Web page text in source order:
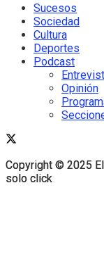
Copyright © 2025
solo click
Sucesos
Sociedad
Cultura
Deportes
Podcast
Opinión
Copyright © 2025
solo click